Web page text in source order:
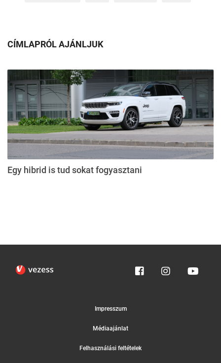
CÍMLAPRÓL AJÁNLJUK
Egy hibrid is tud sokat fogyasztani
Impresszum
Médiaajánlat
Felhasználási feltételek